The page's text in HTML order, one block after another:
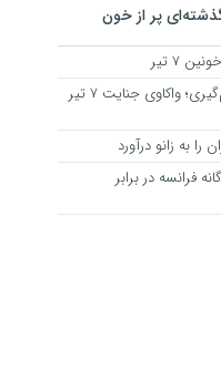
پر از خون
7 تیر
تروریسم، نفوذ و انتقام‌گیری؛ واکاوی جنایت ۷ تیر
به زانو درآورد
فرانسه در برابر